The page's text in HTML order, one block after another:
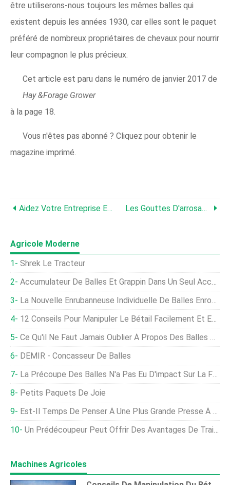
être utiliserons-nous toujours les mêmes balles qui
existent depuis les années 1930, car elles sont le paquet
préféré de nombreux propriétaires de chevaux pour nourrir
leur compagnon le plus précieux.
Cet article est paru dans le numéro de janvier 2017 de
Hay &Forage Grower
à la page 18.
Vous n'êtes pas abonné ? Cliquez pour obtenir le
magazine imprimé.
Aidez Votre Entreprise Et Vos Employés À Réussir Les Gouttes D'arrosage Inférieures Permettent D'économiser De L'eau Et De L'énergie
Agricole Moderne
Shrek Le Tracteur
Accumulateur De Balles Et Grappin Dans Un Seul Accessoire
La Nouvelle Enrubanneuse Individuelle De Balles Enrobe 120 Balles Par Heure
12 Conseils Pour Manipuler Le Bétail Facilement Et En Toute Sécurité
Ce Qu'il Ne Faut Jamais Oublier À Propos Des Balles De Foin
DEMIR - Concasseur De Balles
La Précoupe Des Balles N'a Pas Eu D'impact Sur La Fermentation
Petits Paquets De Joie
Est-Il Temps De Penser À Une Plus Grande Presse À Balles Carrées ?
Un Prédécoupeur Peut Offrir Des Avantages De Traitement
Machines Agricoles